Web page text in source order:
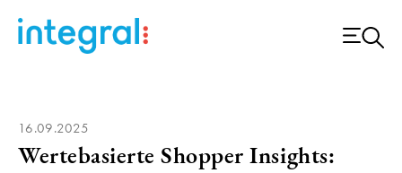
16.09.2025
Wertebasierte Shopper Insights: